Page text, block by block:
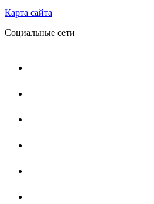
Карта сайта
Социальные сети